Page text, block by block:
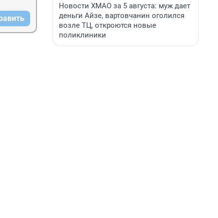
Новости ХМАО за 5 августа: муж дает
деньги Айзе, вартовчанин оголился
возле ТЦ, откроются новые
поликлиники